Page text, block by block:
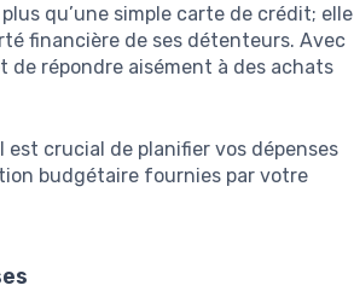
qu’une simple carte de crédit; elle
financière de ses détenteurs. Avec
de répondre aisément à des achats
crucial de planifier vos dépenses
budgétaire fournies par votre